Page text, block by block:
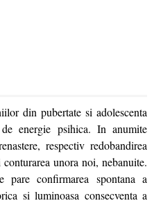
din pubertate si adolescenta
energie psihica. In anumite
respectiv redobandirea
unora noi, nebanuite.
confirmarea spontana a
si luminoasa consecventa a